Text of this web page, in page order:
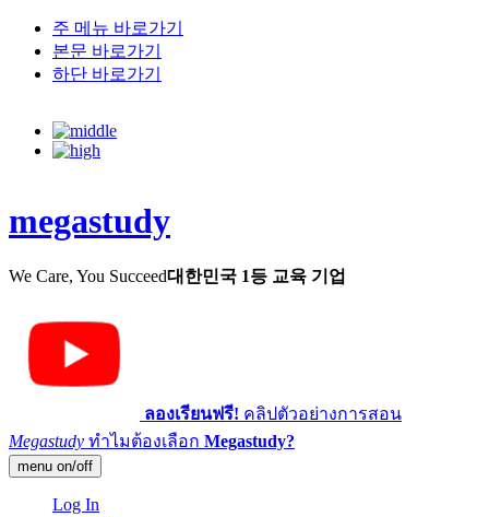
주 메뉴 바로가기
본문 바로가기
하단 바로가기
megastudy
We Care, You Succeed대한민국 1등 교육 기업
ลองเรียนฟรี! คลิปตัวอย่างการสอน
Megastudy ทำไมต้องเลือก Megastudy?
menu on/off
Log In